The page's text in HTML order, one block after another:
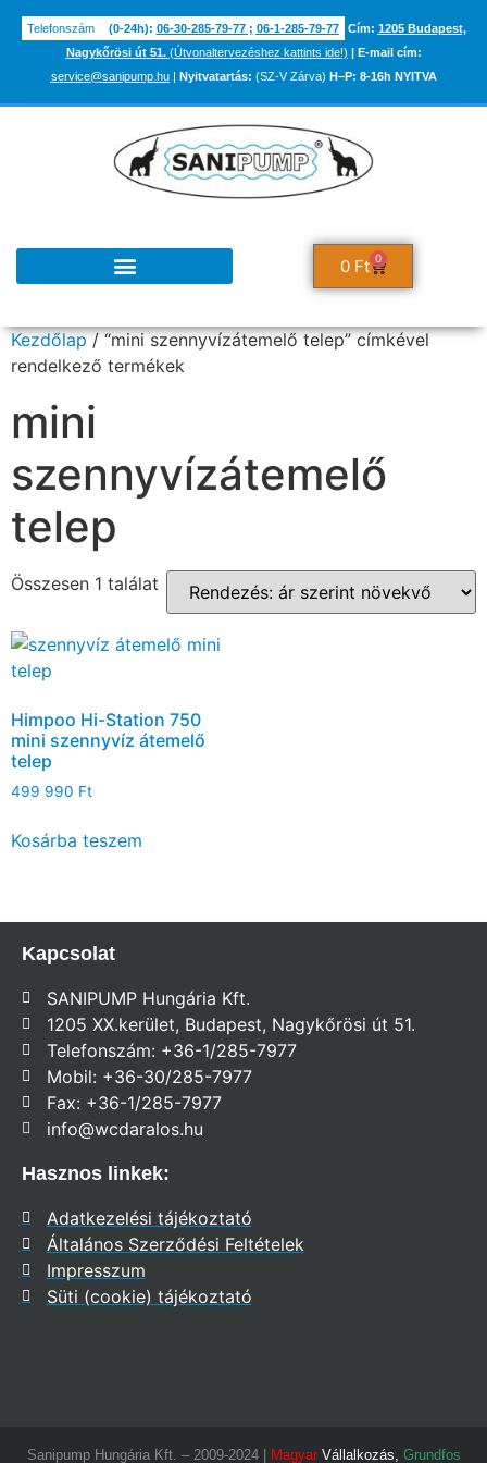
Telefonszám (0-24h): 06-30-285-79-77; 06-1-285-79-77 Cím: 1205 Budapest,
Nagykőrösi út 51.(Útvonaltervezéshez kattints ide!) | E-mail cím:
service@sanipump.hu| Nyitvatartás: (SZ-V Zárva) H–P: 8-16h NYITVA
0 Ft 0
Kezdőlap/ “mini szennyvízátemelő telep” címkével
rendelkező termékek
mini
szennyvízátemelő
telep
Összesen 1 találat
Himpoo Hi-Station 750
mini szennyvíz átemelő
telep
499 990 Ft
Kosárba teszem
Kapcsolat
SANIPUMP Hungária Kft.
1205 XX.kerület, Budapest, Nagykőrösi út 51.
Telefonszám: +36-1/285-7977
Mobil: +36-30/285-7977
Fax: +36-1/285-7977
info@wcdaralos.hu
Hasznos linkek:
Adatkezelési tájékoztató
Általános Szerződési Feltételek
Impresszum
Süti (cookie) tájékoztató
Sanipump Hungária Kft. – 2009-2024 | Magyar Vállalkozás, Grundfos